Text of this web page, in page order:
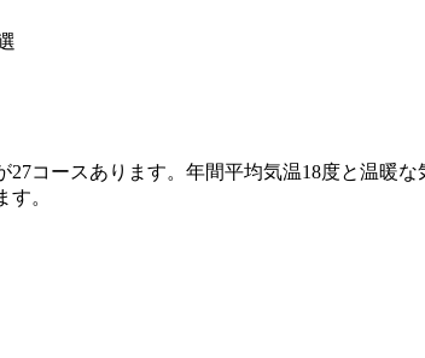
選
コースあります。年間平均気温18度と温暖
。